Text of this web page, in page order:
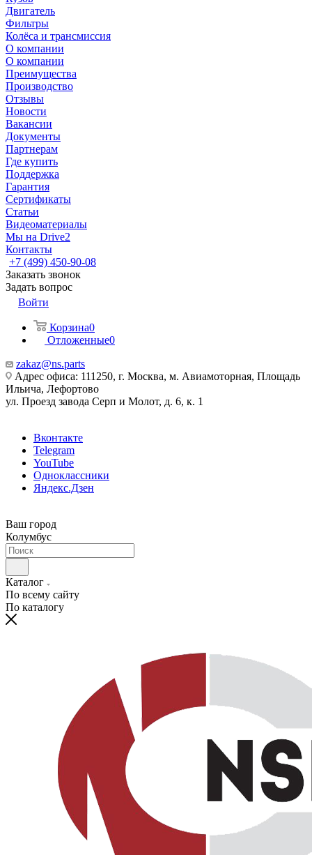
Двигатель
Фильтры
Колёса и трансмиссия
О компании
О компании
Преимущества
Производство
Отзывы
Новости
Вакансии
Документы
Партнерам
Где купить
Поддержка
Гарантия
Сертификаты
Статьи
Видеоматериалы
Мы на Drive2
Контакты
+7 (499) 450-90-08
Заказать звонок
Задать вопрос
Войти
Корзина0
Отложенные0
zakaz@ns.parts
Адрес офиса: 111250, г. Москва, м. Авиамоторная, Площадь
Ильича, Лефортово
ул. Проезд завода Серп и Молот, д. 6, к. 1
Вконтакте
Telegram
YouTube
Одноклассники
Яндекс.Дзен
Ваш город
Колумбус
Каталог
По всему сайту
По каталогу